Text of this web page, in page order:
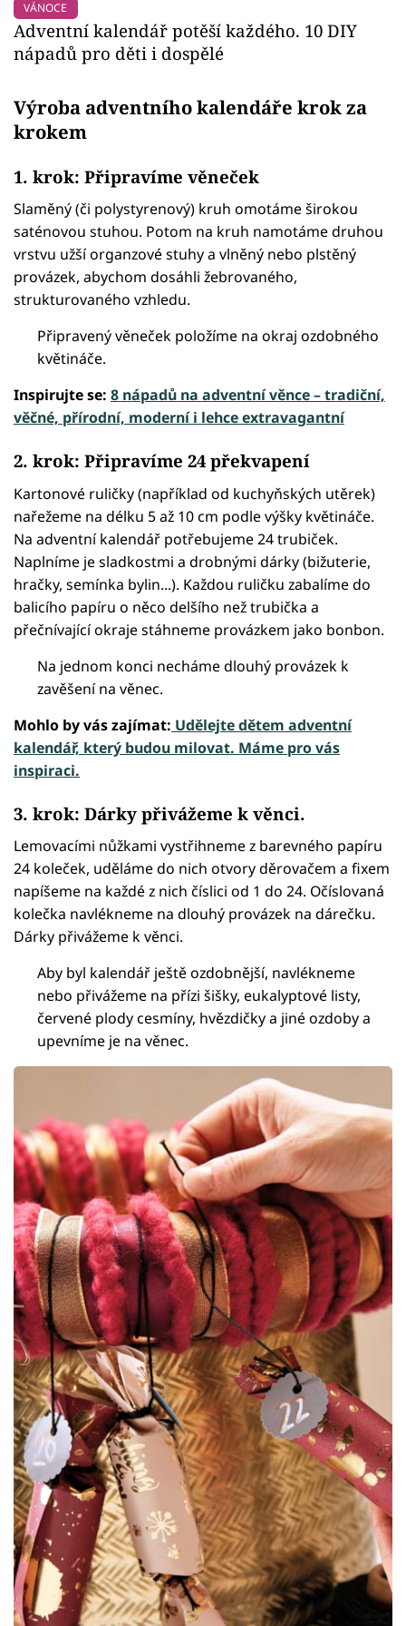
VÁNOCE
Adventní kalendář potěší každého. 10 DIY
nápadů pro děti i dospělé
Výroba adventního kalendáře krok za
krokem
1. krok: Připravíme věneček
Slaměný (či polystyrenový) kruh omotáme širokou
saténovou stuhou. Potom na kruh namotáme druhou
vrstvu užší organzové stuhy a vlněný nebo plstěný
provázek, abychom dosáhli žebrovaného,
strukturovaného vzhledu.
Připravený věneček položíme na okraj ozdobného
květináče.
Inspirujte se: 8 nápadů na adventní věnce – tradiční,
věčné, přírodní, moderní i lehce extravagantní
2. krok: Připravíme 24 překvapení
Kartonové ruličky (například od kuchyňských utěrek)
nařežeme na délku 5 až 10 cm podle výšky květináče.
Na adventní kalendář potřebujeme 24 trubiček.
Naplníme je sladkostmi a drobnými dárky (bižuterie,
hračky, semínka bylin...). Každou ruličku zabalíme do
balicího papíru o něco delšího než trubička a
přečnívající okraje stáhneme provázkem jako bonbon.
Na jednom konci necháme dlouhý provázek k
zavěšení na věnec.
Mohlo by vás zajímat: Udělejte dětem adventní
kalendář, který budou milovat. Máme pro vás
inspiraci.
3. krok: Dárky přivážeme k věnci.
Lemovacími nůžkami vystřihneme z barevného papíru
24 koleček, uděláme do nich otvory děrovačem a fixem
napíšeme na každé z nich číslici od 1 do 24. Očíslovaná
kolečka navlékneme na dlouhý provázek na dárečku.
Dárky přivážeme k věnci.
Aby byl kalendář ještě ozdobnější, navlékneme
nebo přivážeme na přízi šišky, eukalyptové listy,
červené plody cesmíny, hvězdičky a jiné ozdoby a
upevníme je na věnec.